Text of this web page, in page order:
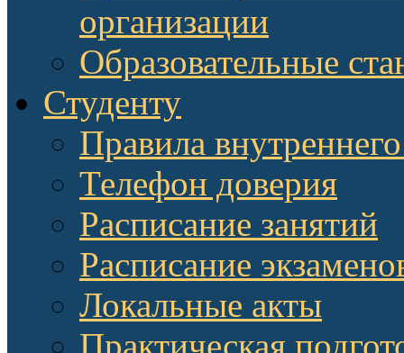
организации
Образовательные
Студенту
Правила
Телефон доверия
Расписание занятий
Расписание
Локальные акты
Практическая